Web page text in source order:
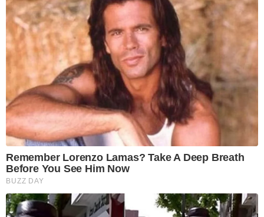
Remember Lorenzo Lamas? Take A Deep Breath
Before You See Him Now
BUZZ DAY